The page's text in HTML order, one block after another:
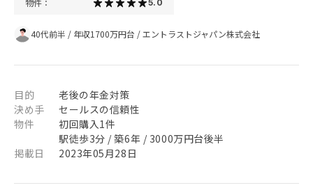
物件： 5.0
40代前半 / 年収1700万円台 /エントラストジャパン株式会社
目的
老後の年金対策
決め手
セールスの信頼性
物件
初回購入1件
駅徒歩3分 / 築6年 / 3000万円台後半
掲載日
2023年05月28日